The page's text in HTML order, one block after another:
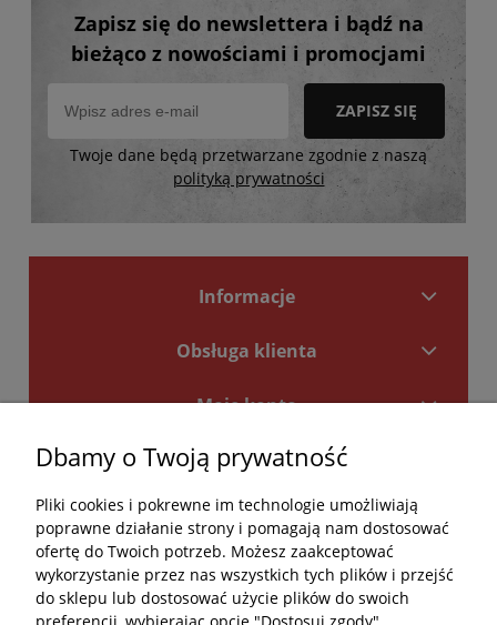
Zapisz się do newslettera i bądź na
bieżąco z nowościami i promocjami
ZAPISZ SIĘ
Twoje dane będą przetwarzane zgodnie z naszą
polityką prywatności
Informacje
Obsługa klienta
Moje konto
Płatności i dostawa
Kontakt
Kontakt
undefined
Dbamy o Twoją prywatność
Pliki cookies i pokrewne im technologie umożliwiają
poprawne działanie strony i pomagają nam dostosować
ofertę do Twoich potrzeb. Możesz zaakceptować
wykorzystanie przez nas wszystkich tych plików i przejść
do sklepu lub dostosować użycie plików do swoich